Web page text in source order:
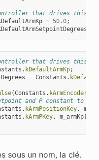
that drives this
= 50.0;
that drives this
. kDefaultArmKp;
= Constants .
(Constants .
and P constant to
. kArmPositionKey,
. kArmPKey, m_armKp);
sous un nom, la clé.